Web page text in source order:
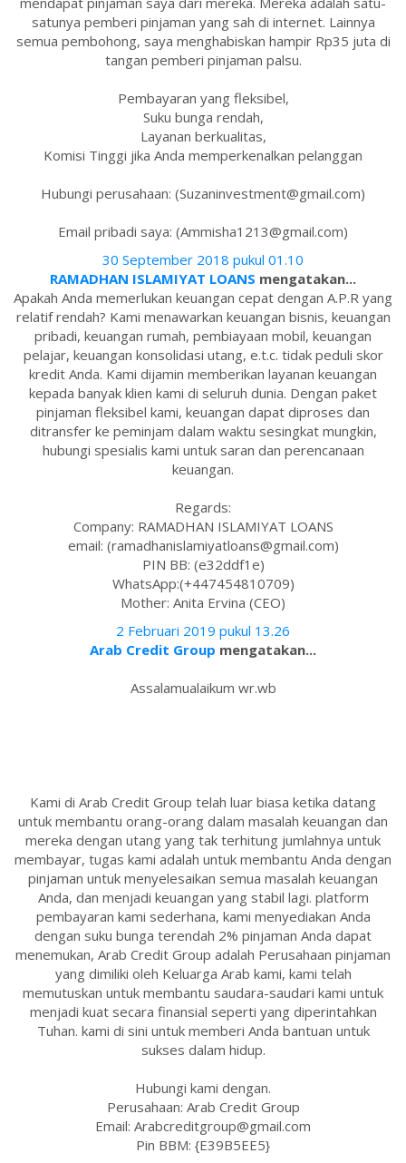
satunya pemberi pinjaman yang sah di internet. Lainnya
semua pembohong, saya menghabiskan hampir Rp35 juta di
tangan pemberi pinjaman palsu.
Pembayaran yang fleksibel,
Suku bunga rendah,
Layanan berkualitas,
Komisi Tinggi jika Anda memperkenalkan pelanggan
Hubungi perusahaan: (Suzaninvestment@gmail.com)
Email pribadi saya: (Ammisha1213@gmail.com)
30 September 2018 pukul 01.10
RAMADHAN ISLAMIYAT LOANS mengatakan...
Apakah Anda memerlukan keuangan cepat dengan A.P.R yang
relatif rendah? Kami menawarkan keuangan bisnis, keuangan
pribadi, keuangan rumah, pembiayaan mobil, keuangan
pelajar, keuangan konsolidasi utang, e.t.c. tidak peduli skor
kredit Anda. Kami dijamin memberikan layanan keuangan
kepada banyak klien kami di seluruh dunia. Dengan paket
pinjaman fleksibel kami, keuangan dapat diproses dan
ditransfer ke peminjam dalam waktu sesingkat mungkin,
hubungi spesialis kami untuk saran dan perencanaan
keuangan.
Regards:
Company: RAMADHAN ISLAMIYAT LOANS
email: (ramadhanislamiyatloans@gmail.com)
PIN BB: (e32ddf1e)
WhatsApp:(+447454810709)
Mother: Anita Ervina (CEO)
2 Februari 2019 pukul 13.26
Arab Credit Group mengatakan...
Assalamualaikum wr.wb
Kami di Arab Credit Group telah luar biasa ketika datang
untuk membantu orang-orang dalam masalah keuangan dan
mereka dengan utang yang tak terhitung jumlahnya untuk
membayar, tugas kami adalah untuk membantu Anda dengan
pinjaman untuk menyelesaikan semua masalah keuangan
Anda, dan menjadi keuangan yang stabil lagi. platform
pembayaran kami sederhana, kami menyediakan Anda
dengan suku bunga terendah 2% pinjaman Anda dapat
menemukan, Arab Credit Group adalah Perusahaan pinjaman
yang dimiliki oleh Keluarga Arab kami, kami telah
memutuskan untuk membantu saudara-saudari kami untuk
menjadi kuat secara finansial seperti yang diperintahkan
Tuhan. kami di sini untuk memberi Anda bantuan untuk
sukses dalam hidup.
Hubungi kami dengan.
Perusahaan: Arab Credit Group
Email: Arabcreditgroup@gmail.com
Pin BBM: {E39B5EE5}